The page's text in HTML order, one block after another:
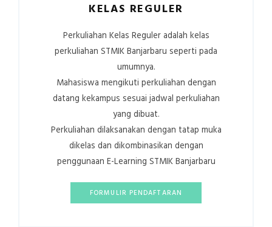
KELAS REGULER
Perkuliahan Kelas Reguler adalah kelas
perkuliahan STMIK Banjarbaru seperti pada
umumnya.
Mahasiswa mengikuti perkuliahan dengan
datang kekampus sesuai jadwal perkuliahan
yang dibuat.
Perkuliahan dilaksanakan dengan tatap muka
dikelas dan dikombinasikan dengan
penggunaan E-Learning STMIK Banjarbaru
FORMULIR PENDAFTARAN